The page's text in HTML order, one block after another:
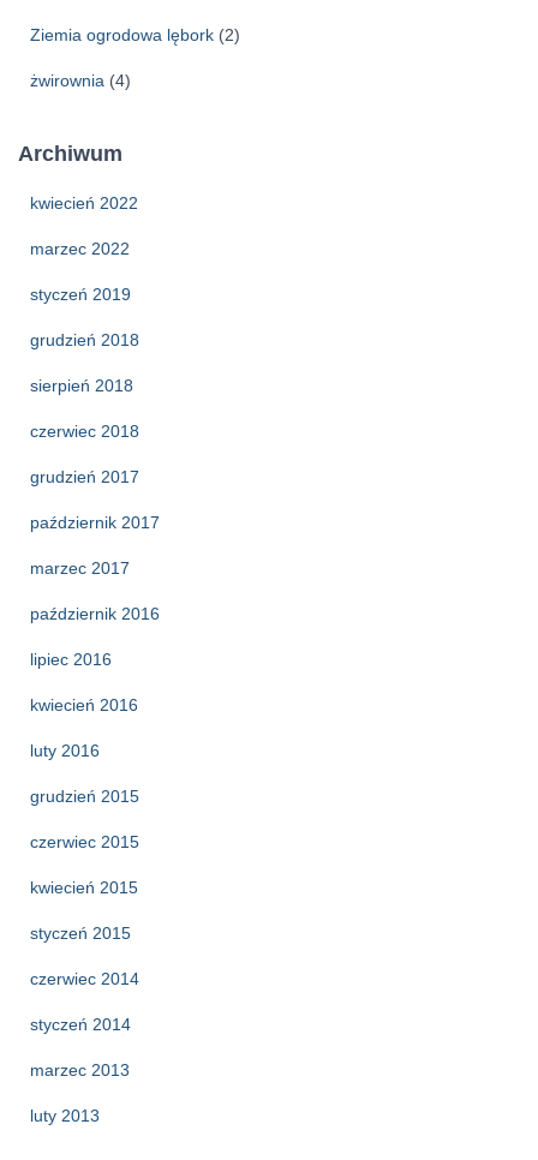
Ziemia ogrodowa lębork (2)
żwirownia (4)
Archiwum
kwiecień 2022
marzec 2022
styczeń 2019
grudzień 2018
sierpień 2018
czerwiec 2018
grudzień 2017
październik 2017
marzec 2017
październik 2016
lipiec 2016
kwiecień 2016
luty 2016
grudzień 2015
czerwiec 2015
kwiecień 2015
styczeń 2015
czerwiec 2014
styczeń 2014
marzec 2013
luty 2013